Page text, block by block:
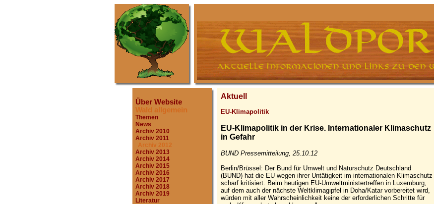
Über Website
Wald allgemein
Themen
News
Archiv 2010
Archiv 2011
Archiv 2012
Archiv 2013
Archiv 2014
Archiv 2015
Archiv 2016
Archiv 2017
Archiv 2018
Archiv 2019
Literatur
Aktuell
EU-Klimapolitik
EU-Klimapolitik in der Krise. Internationaler Klimaschutz
in Gefahr
BUND Pressemitteilung, 25.10.12
Berlin/Brüssel: Der Bund für Umwelt und Naturschutz Deutschland
(BUND) hat die EU wegen ihrer Untätigkeit im internationalen Klimaschutz
scharf kritisiert. Beim heutigen EU-Umweltministertreffen in Luxemburg,
auf dem auch der nächste Weltklimagipfel in Doha/Katar vorbereitet wird,
würden mit aller Wahrscheinlichkeit keine der erforderlichen Schritte für